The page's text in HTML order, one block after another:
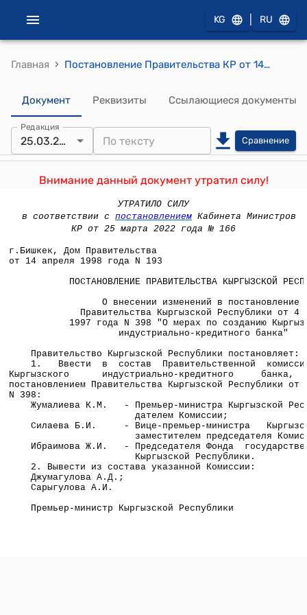
KG RU
Главная › Постановление Правительства КР от 14 апреля 1998 года №193 "О внесении изменений в постановление Правительства Кыргызской Республики от 4 июля 1997 года N 398 "О мерах по созданию Кыргызского индустриально-кредитного банка"
Документ Реквизиты Ссылающиеся документы
Редакция
25.03.2022 Сравнение
Внимание данный документ утратил силу!